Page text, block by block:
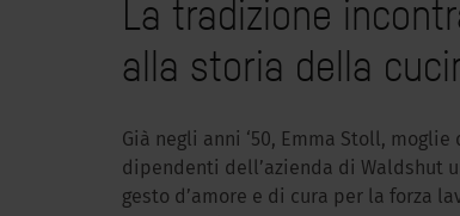
La tradizione
alla storia della
Già negli anni ‘50, Emma Stoll,
dipendenti dell’azienda di Waldshut
gesto d’amore e di cura per la forza